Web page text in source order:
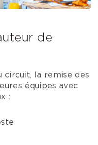
de
circuit, la remise des
équipes avec
: